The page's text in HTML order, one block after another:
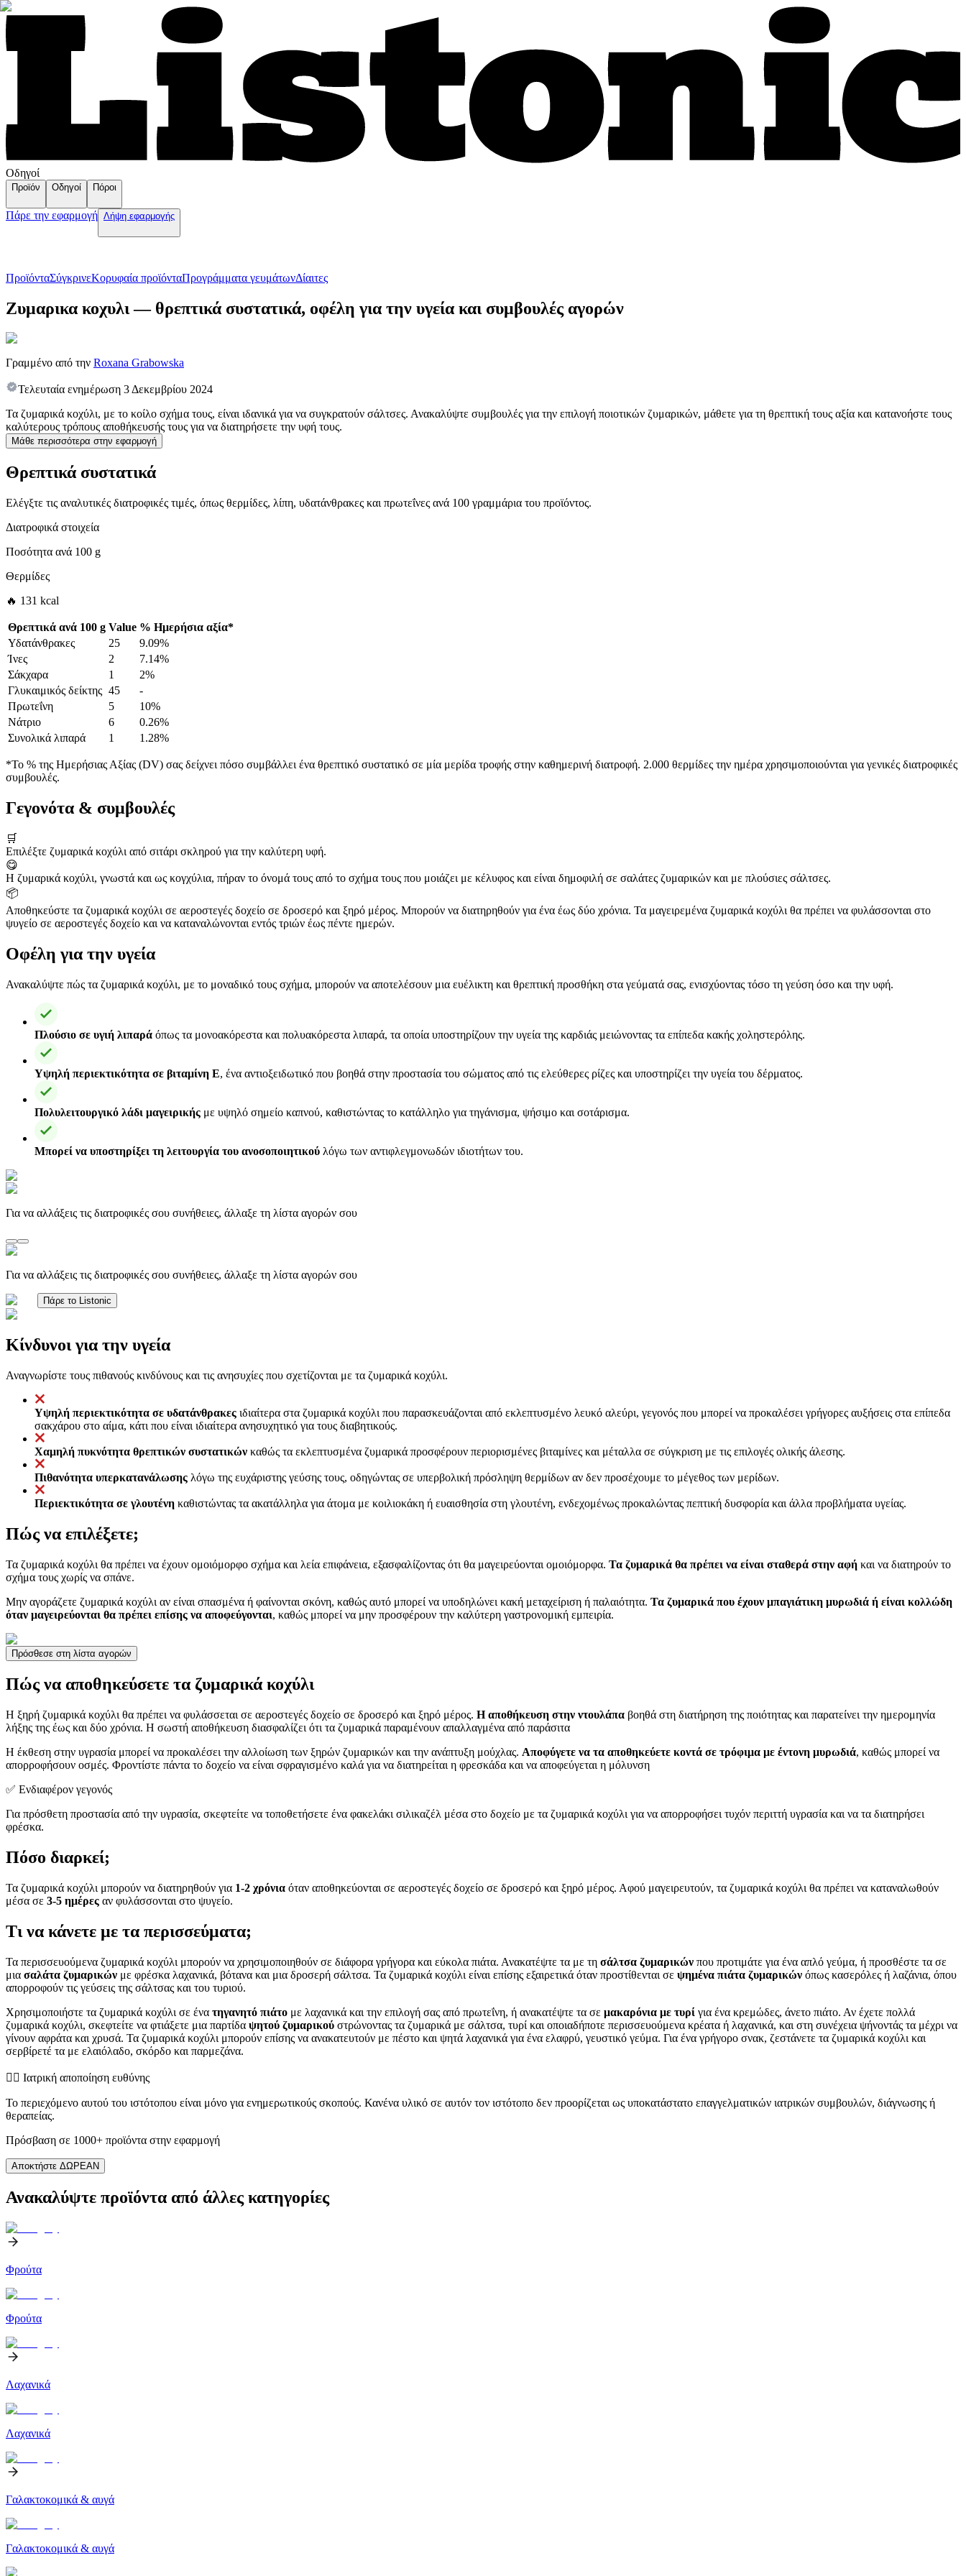
Οδηγοί
Προϊόν Οδηγοί Πόροι
Πάρε την εφαρμογή Λήψη εφαρμογής
ΠροϊόνταΣύγκρινεΚορυφαία προϊόνταПρογράμματα γευμάτωνΔίαιτες
Ζυμαρικα κοχυλι — θρεπτικά συστατικά, οφέλη για την υγεία και συμβουλές αγορών
Γραμμένο από την Roxana Grabowska
Τελευταία ενημέρωση 3 Δεκεμβρίου 2024
Τα ζυμαρικά κοχύλι, με το κοίλο σχήμα τους, είναι ιδανικά για να συγκρατούν σάλτσες. Ανακαλύψτε συμβουλές για την επιλογή ποιοτικών ζυμαρικών, μάθετε για τη θρεπτική τους αξία και κατανοήστε τους
καλύτερους τρόπους αποθήκευσής τους για να διατηρήσετε την υφή τους.
Μάθε περισσότερα στην εφαρμογή
Θρεπτικά συστατικά
Ελέγξτε τις αναλυτικές διατροφικές τιμές, όπως θερμίδες, λίπη, υδατάνθρακες και πρωτεΐνες ανά 100 γραμμάρια του προϊόντος.
Διατροφικά στοιχεία
Ποσότητα ανά 100 g
Θερμίδες
🔥 131 kcal
Θρεπτικά ανά 100 g Value % Ημερήσια αξία*
Υδατάνθρακες
25
9.09%
Ίνες
2
7.14%
Σάκχαρα
1
2%
Γλυκαιμικός δείκτης 45
-
Πρωτεΐνη
5
10%
Νάτριο
6
0.26%
Συνολικά λιπαρά
1 1.28%
*Το % της Ημερήσιας Αξίας (DV) σας δείχνει πόσο συμβάλλει ένα θρεπτικό συστατικό σε μία μερίδα τροφής στην καθημερινή διατροφή. 2.000 θερμίδες την ημέρα χρησιμοποιούνται για γενικές διατροφικές
συμβουλές.
Γεγονότα & συμβουλές
🛒
Επιλέξτε ζυμαρικά κοχύλι από σιτάρι σκληρού για την καλύτερη υφή.
😋
Η ζυμαρικά κοχύλι, γνωστά και ως κογχύλια, πήραν το όνομά τους από το σχήμα τους που μοιάζει με κέλυφος και είναι δημοφιλή σε σαλάτες ζυμαρικών και με πλούσιες σάλτσες.
📦
Αποθηκεύστε τα ζυμαρικά κοχύλι σε αεροστεγές δοχείο σε δροσερό και ξηρό μέρος. Μπορούν να διατηρηθούν για ένα έως δύο χρόνια. Τα μαγειρεμένα ζυμαρικά κοχύλι θα πρέπει να φυλάσσονται στο
ψυγείο σε αεροστεγές δοχείο και να καταναλώνονται εντός τριών έως πέντε ημερών.
Οφέλη για την υγεία
Ανακαλύψτε πώς τα ζυμαρικά κοχύλι, με το μοναδικό τους σχήμα, μπορούν να αποτελέσουν μια ευέλικτη και θρεπτική προσθήκη στα γεύματά σας, ενισχύοντας τόσο τη γεύση όσο και την υφή.
Πλούσιο σε υγιή λιπαρά όπως τα μονοακόρεστα και πολυακόρεστα λιπαρά, τα οποία υποστηρίζουν την υγεία της καρδιάς μειώνοντας τα επίπεδα κακής χοληστερόλης.
Υψηλή περιεκτικότητα σε βιταμίνη Ε, ένα αντιοξειδωτικό που βοηθά στην προστασία του σώματος από τις ελεύθερες ρίζες και υποστηρίζει την υγεία του δέρματος.
Πολυλειτουργικό λάδι μαγειρικής με υψηλό σημείο καπνού, καθιστώντας το κατάλληλο για τηγάνισμα, ψήσιμο και σοτάρισμα.
Μπορεί να υποστηρίξει τη λειτουργία του ανοσοποιητικού λόγω των αντιφλεγμονωδών ιδιοτήτων του.
Για να αλλάξεις τις διατροφικές σου συνήθειες, άλλαξε τη λίστα αγορών σου
Για να αλλάξεις τις διατροφικές σου συνήθειες, άλλαξε τη λίστα αγορών σου
Πάρε το Listonic
Κίνδυνοι για την υγεία
Αναγνωρίστε τους πιθανούς κινδύνους και τις ανησυχίες που σχετίζονται με τα ζυμαρικά κοχύλι.
Υψηλή περιεκτικότητα σε υδατάνθρακες ιδιαίτερα στα ζυμαρικά κοχύλι που παρασκευάζονται από εκλεπτυσμένο λευκό αλεύρι, γεγονός που μπορεί να προκαλέσει γρήγορες αυξήσεις στα επίπεδα
σακχάρου στο αίμα, κάτι που είναι ιδιαίτερα ανησυχητικό για τους διαβητικούς.
Χαμηλή πυκνότητα θρεπτικών συστατικών καθώς τα εκλεπτυσμένα ζυμαρικά προσφέρουν περιορισμένες βιταμίνες και μέταλλα σε σύγκριση με τις επιλογές ολικής άλεσης.
Πιθανότητα υπερκατανάλωσης λόγω της ευχάριστης γεύσης τους, οδηγώντας σε υπερβολική πρόσληψη θερμίδων αν δεν προσέχουμε το μέγεθος των μερίδων.
Περιεκτικότητα σε γλουτένη καθιστώντας τα ακατάλληλα για άτομα με κοιλιοκάκη ή ευαισθησία στη γλουτένη, ενδεχομένως προκαλώντας πεπτική δυσφορία και άλλα προβλήματα υγείας.
Πώς να επιλέξετε;
Τα ζυμαρικά κοχύλι θα πρέπει να έχουν ομοιόμορφο σχήμα και λεία επιφάνεια, εξασφαλίζοντας ότι θα μαγειρεύονται ομοιόμορφα. Τα ζυμαρικά θα πρέπει να είναι σταθερά στην αφή και να διατηρούν το
σχήμα τους χωρίς να σπάνε.
Μην αγοράζετε ζυμαρικά κοχύλι αν είναι σπασμένα ή φαίνονται σκόνη, καθώς αυτό μπορεί να υποδηλώνει κακή μεταχείριση ή παλαιότητα. Τα ζυμαρικά που έχουν μπαγιάτικη μυρωδιά ή είναι κολλώδη
όταν μαγειρεύονται θα πρέπει επίσης να αποφεύγονται, καθώς μπορεί να μην προσφέρουν την καλύτερη γαστρονομική εμπειρία.
Πρόσθεσε στη λίστα αγορών
Πώς να αποθηκεύσετε τα ζυμαρικά κοχύλι
Η ξηρή ζυμαρικά κοχύλι θα πρέπει να φυλάσσεται σε αεροστεγές δοχείο σε δροσερό και ξηρό μέρος. Η αποθήκευση στην ντουλάπα βοηθά στη διατήρηση της ποιότητας και παρατείνει την ημερομηνία
λήξης της έως και δύο χρόνια. Η σωστή αποθήκευση διασφαλίζει ότι τα ζυμαρικά παραμένουν απαλλαγμένα από παράσιτα
Η έκθεση στην υγρασία μπορεί να προκαλέσει την αλλοίωση των ξηρών ζυμαρικών και την ανάπτυξη μούχλας. Αποφύγετε να τα αποθηκεύετε κοντά σε τρόφιμα με έντονη μυρωδιά, καθώς μπορεί να
απορροφήσουν οσμές. Φροντίστε πάντα το δοχείο να είναι σφραγισμένο καλά για να διατηρείται η φρεσκάδα και να αποφεύγεται η μόλυνση
✅ Ενδιαφέρον γεγονός
Για πρόσθετη προστασία από την υγρασία, σκεφτείτε να τοποθετήσετε ένα φακελάκι σιλικαζέλ μέσα στο δοχείο με τα ζυμαρικά κοχύλι για να απορροφήσει τυχόν περιττή υγρασία και να τα διατηρήσει
φρέσκα.
Πόσο διαρκεί;
Τα ζυμαρικά κοχύλι μπορούν να διατηρηθούν για 1-2 χρόνια όταν αποθηκεύονται σε αεροστεγές δοχείο σε δροσερό και ξηρό μέρος. Αφού μαγειρευτούν, τα ζυμαρικά κοχύλι θα πρέπει να καταναλωθούν
μέσα σε 3-5 ημέρες αν φυλάσσονται στο ψυγείο.
Τι να κάνετε με τα περισσεύματα;
Τα περισσευούμενα ζυμαρικά κοχύλι μπορούν να χρησιμοποιηθούν σε διάφορα γρήγορα και εύκολα πιάτα. Ανακατέψτε τα με τη σάλτσα ζυμαρικών που προτιμάτε για ένα απλό γεύμα, ή προσθέστε τα σε
μια σαλάτα ζυμαρικών με φρέσκα λαχανικά, βότανα και μια δροσερή σάλτσα. Τα ζυμαρικά κοχύλι είναι επίσης εξαιρετικά όταν προστίθενται σε ψημένα πιάτα ζυμαρικών όπως κασερόλες ή λαζάνια, όπου
απορροφούν τις γεύσεις της σάλτσας και του τυριού.
Χρησιμοποιήστε τα ζυμαρικά κοχύλι σε ένα τηγανητό πιάτο με λαχανικά και την επιλογή σας από πρωτεΐνη, ή ανακατέψτε τα σε μακαρόνια με τυρί για ένα κρεμώδες, άνετο πιάτο. Αν έχετε πολλά
ζυμαρικά κοχύλι, σκεφτείτε να φτιάξετε μια παρτίδα ψητού ζυμαρικού στρώνοντας τα ζυμαρικά με σάλτσα, τυρί και οποιαδήποτε περισσευούμενα κρέατα ή λαχανικά, και στη συνέχεια ψήνοντάς τα μέχρι να
γίνουν αφράτα και χρυσά. Τα ζυμαρικά κοχύλι μπορούν επίσης να ανακατευτούν με πέστο και ψητά λαχανικά για ένα ελαφρύ, γευστικό γεύμα. Για ένα γρήγορο σνακ, ζεστάνετε τα ζυμαρικά κοχύλι και
σερβίρετέ τα με ελαιόλαδο, σκόρδο και παρμεζάνα.
👨‍⚕️️ Ιατρική αποποίηση ευθύνης
Το περιεχόμενο αυτού του ιστότοπου είναι μόνο για ενημερωτικούς σκοπούς. Κανένα υλικό σε αυτόν τον ιστότοπο δεν προορίζεται ως υποκατάστατο επαγγελματικών ιατρικών συμβουλών, διάγνωσης ή
θεραπείας.
Πρόσβαση σε 1000+ προϊόντα στην εφαρμογή
Αποκτήστε ΔΩΡΕΑΝ
Ανακαλύψτε προϊόντα από άλλες κατηγορίες
Φρούτα
Φρούτα
Λαχανικά
Λαχανικά
Γαλακτοκομικά & αυγά
Γαλακτοκομικά & αυγά